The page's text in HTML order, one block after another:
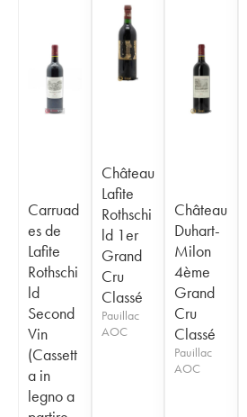
Carruad
es de
Lafite
Rothschi
ld
Second
Vin
(Cassett
a in
legno a
Château
Lafite
Rothschi
ld 1er
Grand
Cru
Classé
Pauillac
AOC
Château
Duhart-
Milon
4ème
Grand
Cru
Classé
Pauillac
AOC